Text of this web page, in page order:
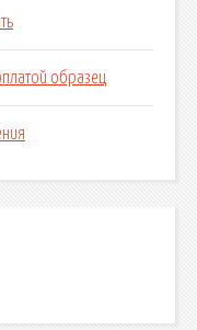
образец